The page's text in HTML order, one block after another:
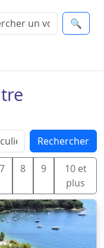
🔍
Rechercher
7 8 9
10 et
plus